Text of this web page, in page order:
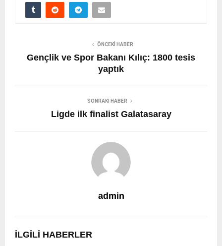
ÖNCEKI HABER
Gençlik ve Spor Bakanı Kılıç: 1800 tesis
yaptık
SONRAKI HABER
Ligde ilk finalist Galatasaray
admin
İLGILI HABERLER